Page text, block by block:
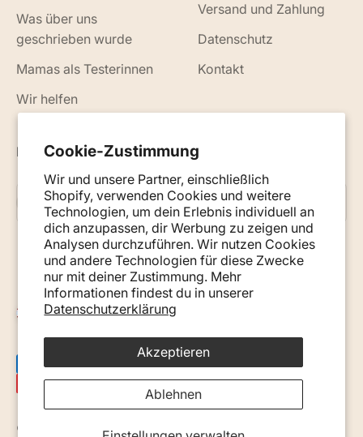
Cookie-Zustimmung
Wir und unsere Partner, einschließlich
Shopify, verwenden Cookies und weitere
Technologien, um dein Erlebnis individuell an
dich anzupassen, dir Werbung zu zeigen und
Analysen durchzuführen. Wir nutzen Cookies
und andere Technologien für diese Zwecke
nur mit deiner Zustimmung. Mehr
Informationen findest du in unserer
Datenschutzerklärung
Akzeptieren
Ablehnen
Was über uns
geschrieben wurde
Mamas als Testerinnen
Wir helfen
Versand und Zahlung
Datenschutz
Kontakt
Neuigkeiten, Ratschläge und Tipps per E-Mail
E-Mail
Abonnieren
Österreich (EUR €)
© 2026, Monkey Mum. · Site by Ecommerce Pot